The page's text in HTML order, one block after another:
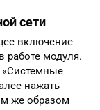
сети
включение
работе модуля.
«Системные
нажать
же образом